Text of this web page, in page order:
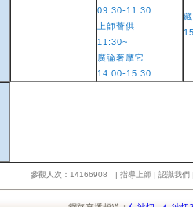
09:30-11:30
上師薈供
11:30~
廣論奢摩它
14:00-15:30
參觀人次：14166908 | 指導上師 | 認識我們